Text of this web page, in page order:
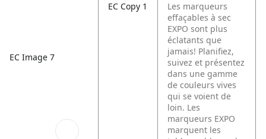
EC Image 7
EC Copy 1
Les marqueurs
effaçables à sec
EXPO sont plus
éclatants que
jamais! Planifiez,
suivez et présentez
dans une gamme
de couleurs vives
qui se voient de
loin. Les
marqueurs EXPO
marquent les